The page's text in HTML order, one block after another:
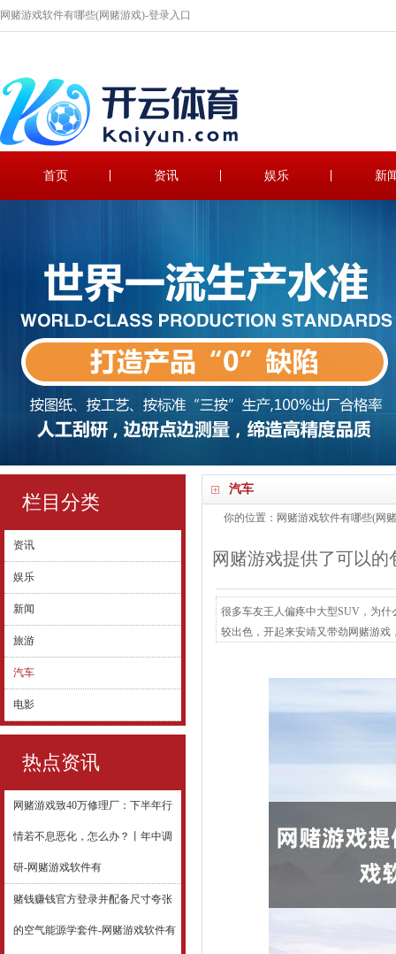
网赌游戏软件有哪些(网赌游戏)-登录入口
首页 资讯 娱乐 新
栏目分类
资讯
娱乐
新闻
旅游
汽车
电影
热点资讯
网赌游戏致40万修理厂：下半年行
情若不息恶化，怎么办？丨年中调
研-网赌游戏软件有
赌钱赚钱官方登录并配备尺寸夸张
的空气能源学套件-网赌游戏软件有
汽车
你的位置： 网赌游戏软件有哪些(网
网赌游戏提供了可以
很多车友王人偏疼中大型SUV，为
较出色，开起来安靖又带劲网赌游戏